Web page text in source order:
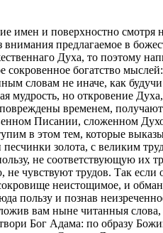
имен и поверхностно смотря
внимания предлагаемое в
Духа, то поэтому
сокровенное богатство
словам не иначе, как
мудрость, но откровение
временем, получают
Писании, сложенном
в этом тем, которые
золота, с великим
не соответствующую их
чувствуют трудов. Так если
неистощимое, и
пользу и познав
вам ныне читанныя
Бог Адама: по образу